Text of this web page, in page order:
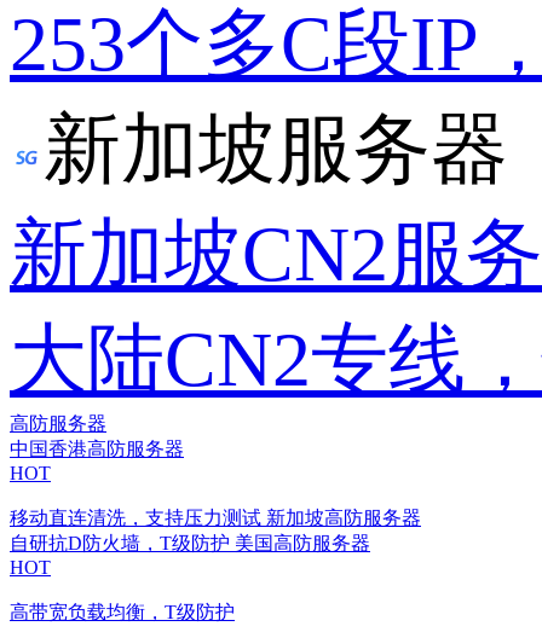
253个多C段IP
新加坡服务器
新加坡CN2服
大陆CN2专线
高防服务器
中国香港高防服务器
HOT
移动直连清洗，支持压力测试 新加坡高防服务器
自研抗D防火墙，T级防护 美国高防服务器
HOT
高带宽负载均衡，T级防护